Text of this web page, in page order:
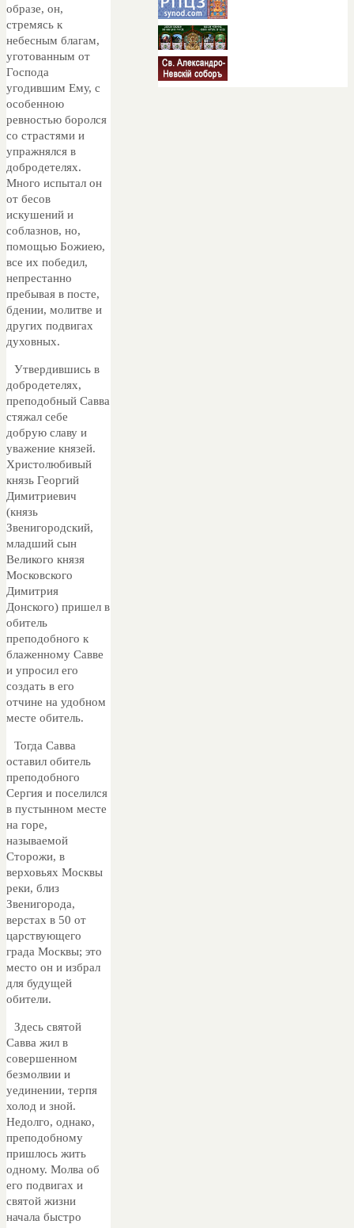
образе, он,
стремясь к
небесным благам,
уготованным от
Господа
угодившим Ему, с
особенною
ревностью боролся
со страстями и
упражнялся в
добродетелях.
Много испытал он
от бесов
искушений и
соблазнов, но,
помощью Божиею,
все их победил,
непрестанно
пребывая в посте,
бдении, молитве и
других подвигах
духовных.
Утвердившись в
добродетелях,
преподобный Савва
стяжал себе
добрую славу и
уважение князей.
Христолюбивый
князь Георгий
Димитриевич
(князь
Звенигородский,
младший сын
Великого князя
Московского
Димитрия
Донского) пришел в
обитель
преподобного к
блаженному Савве
и упросил его
создать в его
отчине на удобном
месте обитель.
Тогда Савва
оставил обитель
преподобного
Сергия и поселился
в пустынном месте
на горе,
называемой
Сторожи, в
верховьях Москвы
реки, близ
Звенигорода,
верстах в 50 от
царствующего
града Москвы; это
место он и избрал
для будущей
обители.
Здесь святой
Савва жил в
совершенном
безмолвии и
уединении, терпя
холод и зной.
Недолго, однако,
преподобному
пришлось жить
одному. Молва об
его подвигах и
святой жизни
начала быстро